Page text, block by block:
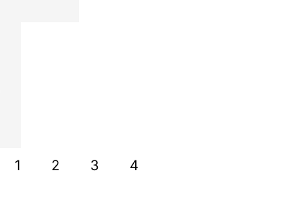
1 2 3 4